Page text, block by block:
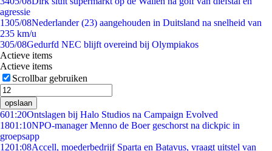
agressie
1305/08Nederlander (23) aangehouden in Duitsland na snelheid van
235 km/u
305/08Gedurfd NEC blijft overeind bij Olympiakos
Actieve items
Actieve items
Scrollbar gebruiken
opslaan
601:20Ontslagen bij Halo Studios na Campaign Evolved
1801:10NPO-manager Menno de Boer geschorst na dickpic in
groepsapp
1201:08Accell, moederbedrijf Sparta en Batavus, vraagt uitstel van